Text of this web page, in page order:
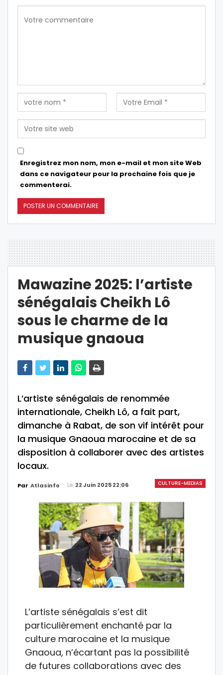
Enregistrez mon nom, mon e-mail et mon site Web
dans ce navigateur pour la prochaine fois que je
commenterai.
Mawazine 2025: l’artiste
sénégalais Cheikh Lô
sous le charme de la
musique gnaoua
L’artiste sénégalais de renommée
internationale, Cheikh Lô, a fait part,
dimanche à Rabat, de son vif intérêt pour
la musique Gnaoua marocaine et de sa
disposition à collaborer avec des artistes
locaux.
CULTURE-MEDIAS
Par Atlasinfo Le 22 Juin 2025 22:06
L’artiste sénégalais s’est dit
particulièrement enchanté par la
culture marocaine et la musique
Gnaoua, n’écartant pas la possibilité
de futures collaborations avec des